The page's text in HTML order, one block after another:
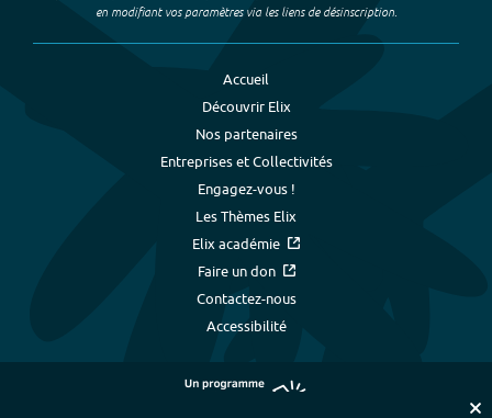
en modifiant vos paramètres via les liens de désinscription.
Accueil
Découvrir Elix
Nos partenaires
Entreprises et Collectivités
Engagez-vous !
Les Thèmes Elix
Elix académie
Faire un don
Contactez-nous
Accessibilité